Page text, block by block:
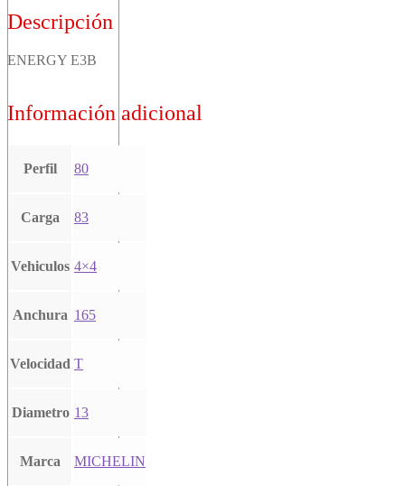
Descripción
ENERGY E3B
Información adicional
Perfil 80
Carga 83
Vehiculos 4×4
Anchura 165
Velocidad T
Diametro 13
Marca MICHELIN